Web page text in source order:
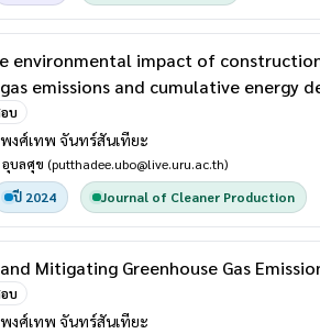
environmental impact of
emissions and cumulative energy
บ
งศ์เทพ จันทร์สันเทียะ
บลศุข (putthadee.ubo@live.uru.ac.th)
ปี 2024 Journal of Cleaner Production
Mitigating Greenhouse Gas
บ
งศ์เทพ จันทร์สันเทียะ